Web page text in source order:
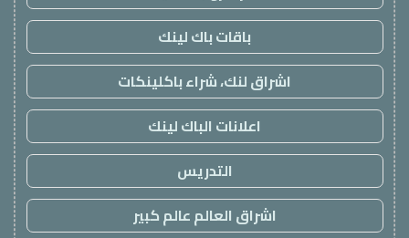
باقات باك لينك
اشراق لنك، شراء باكلينكات
اعلانات الباك لينك
التدريس
اشراق العالم عالم كبير